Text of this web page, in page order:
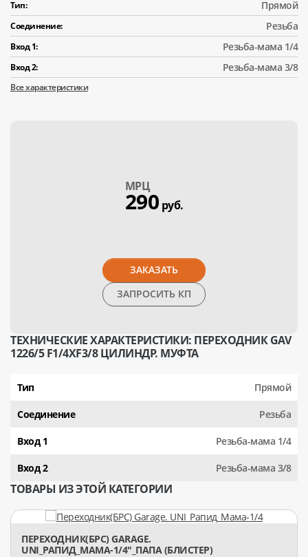
Тип: Прямой
Соединение: Резьба
Вход 1: Резьба-мама 1/4
Вход 2: Резьба-мама 3/8
Все характеристики
МPЦ
290 руб.
ЗАКАЗАТЬ
ЗАПРОСИТЬ КП
ТЕХНИЧЕСКИЕ ХАРАКТЕРИСТИКИ: ПЕРЕХОДНИК GAV
1226/5 F1/4XF3/8 ЦИЛИНДР. МУФТА
Тип Прямой
Соединение Резьба
Вход 1 Резьба-мама 1/4
Вход 2 Резьба-мама 3/8
ТОВАРЫ ИЗ ЭТОЙ КАТЕГОРИИ
ПЕРЕХОДНИК(БРС) GARAGE.
UNI_РАПИД_МАМА-1/4"_ПАПА (БЛИСТЕР)